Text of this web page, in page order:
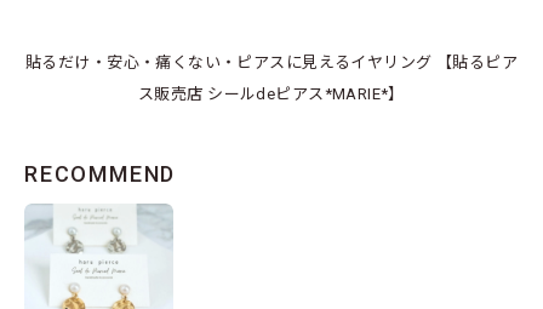
貼るだけ・安心・痛くない・ピアスに見えるイヤリング 【貼るピア
ス販売店 シールdeピアス*MARIE*】
RECOMMEND